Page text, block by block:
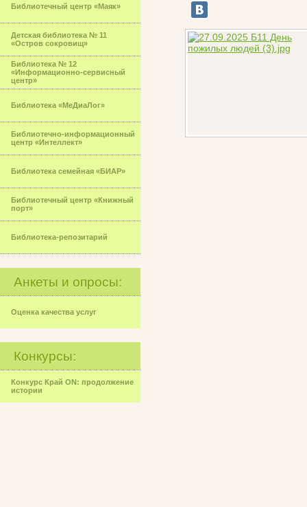
Библиотечный центр «Маяк»
Детская библиотека № 11
«Остров сокровищ»
Библиотека № 12
«Информационно-сервисный
центр»
Библиотека «МеДиаЛог»
Библиотечно-информационный
центр «Интеллект»
Библиотека семейная «БИАР»
Библиотечный центр «Книжный
порт»
Библиотека-репозитарий
Анкеты и опросы:
Оценка качества услуг
Конкурсы:
Конкурс Край ON: продолжение
истории